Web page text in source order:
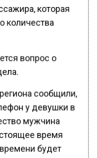
которая
количества
вопрос о
сообщили,
у девушки в
мужчина
время
будет